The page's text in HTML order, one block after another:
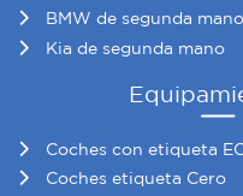
BMW de segunda mano
Kia de segunda mano
Coches con etiqueta
Coches etiqueta Cero